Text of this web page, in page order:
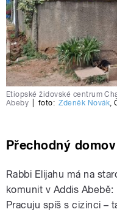
Etiopské židovské centrum
Abeby
foto: Zdeněk Novák,
Přechodný domov
Rabbi Elijahu má na
komunit v Addis
Pracuju spíš s cizinci –